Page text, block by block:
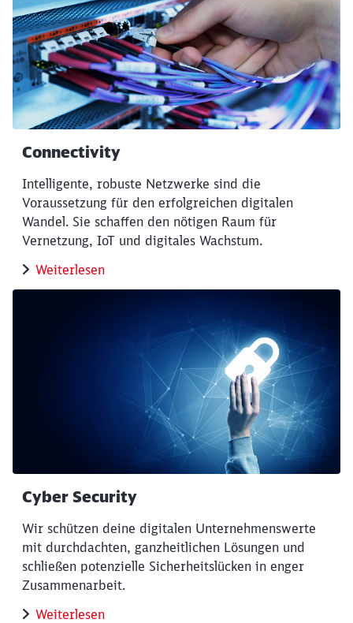
Connectivity
Intelligente, robuste Netzwerke sind die
Voraussetzung für den erfolgreichen digitalen
Wandel. Sie schaffen den nötigen Raum für
Vernetzung, IoT und digitales Wachstum.
Weiterlesen
Cyber Security
Wir schützen deine digitalen Unternehmenswerte
mit durchdachten, ganzheitlichen Lösungen und
schließen potenzielle Sicherheitslücken in enger
Zusammenarbeit.
Weiterlesen